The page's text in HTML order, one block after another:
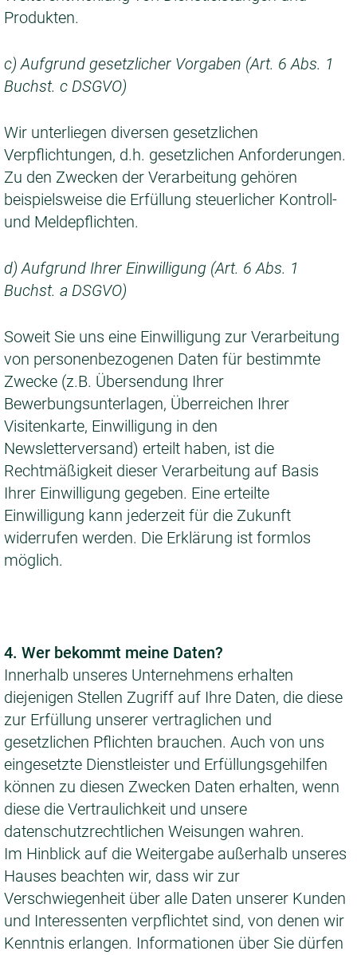
Produkten.
c) Aufgrund gesetzlicher Vorgaben (Art. 6 Abs. 1
Buchst. c DSGVO)
Wir unterliegen diversen gesetzlichen
Verpflichtungen, d.h. gesetzlichen Anforderungen.
Zu den Zwecken der Verarbeitung gehören
beispielsweise die Erfüllung steuerlicher Kontroll-
und Meldepflichten.
d) Aufgrund Ihrer Einwilligung (Art. 6 Abs. 1
Buchst. a DSGVO)
Soweit Sie uns eine Einwilligung zur Verarbeitung
von personenbezogenen Daten für bestimmte
Zwecke (z.B. Übersendung Ihrer
Bewerbungsunterlagen, Überreichen Ihrer
Visitenkarte, Einwilligung in den
Newsletterversand) erteilt haben, ist die
Rechtmäßigkeit dieser Verarbeitung auf Basis
Ihrer Einwilligung gegeben. Eine erteilte
Einwilligung kann jederzeit für die Zukunft
widerrufen werden. Die Erklärung ist formlos
möglich.
4. Wer bekommt meine Daten?
Innerhalb unseres Unternehmens erhalten
diejenigen Stellen Zugriff auf Ihre Daten, die diese
zur Erfüllung unserer vertraglichen und
gesetzlichen Pflichten brauchen. Auch von uns
eingesetzte Dienstleister und Erfüllungsgehilfen
können zu diesen Zwecken Daten erhalten, wenn
diese die Vertraulichkeit und unsere
datenschutzrechtlichen Weisungen wahren.
Im Hinblick auf die Weitergabe außerhalb unseres
Hauses beachten wir, dass wir zur
Verschwiegenheit über alle Daten unserer Kunden
und Interessenten verpflichtet sind, von denen wir
Kenntnis erlangen. Informationen über Sie dürfen